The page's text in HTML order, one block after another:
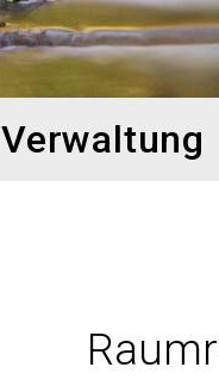
Verwaltung